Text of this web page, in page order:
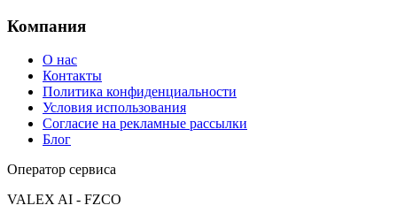
Компания
О нас
Контакты
Политика конфиденциальности
Условия использования
Согласие на рекламные рассылки
Блог
Оператор сервиса
VALEX AI - FZCO